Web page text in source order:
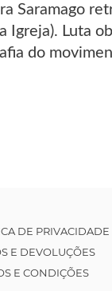
Saramago
Igreja). Luta
do
DE PRIVACIDADE
E DEVOLUÇÕES
E CONDIÇÕES